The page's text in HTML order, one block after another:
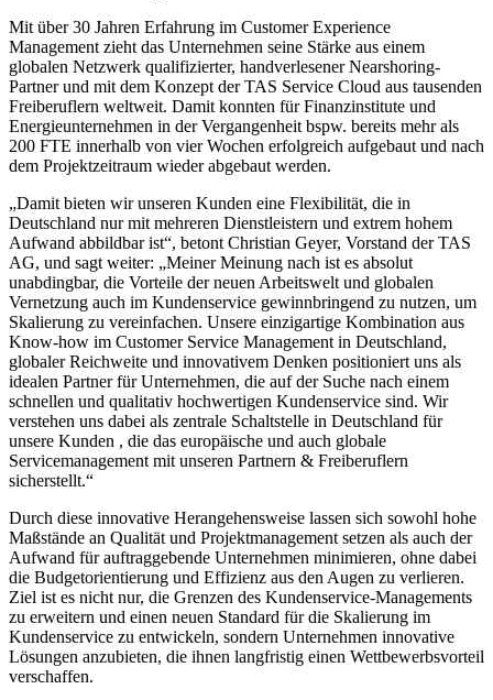
Mit über 30 Jahren Erfahrung im Customer Experience
Management zieht das Unternehmen seine Stärke aus einem
globalen Netzwerk qualifizierter, handverlesener Nearshoring-
Partner und mit dem Konzept der TAS Service Cloud aus tausenden
Freiberuflern weltweit. Damit konnten für Finanzinstitute und
Energieunternehmen in der Vergangenheit bspw. bereits mehr als
200 FTE innerhalb von vier Wochen erfolgreich aufgebaut und nach
dem Projektzeitraum wieder abgebaut werden.
„Damit bieten wir unseren Kunden eine Flexibilität, die in
Deutschland nur mit mehreren Dienstleistern und extrem hohem
Aufwand abbildbar ist“, betont Christian Geyer, Vorstand der TAS
AG, und sagt weiter: „Meiner Meinung nach ist es absolut
unabdingbar, die Vorteile der neuen Arbeitswelt und globalen
Vernetzung auch im Kundenservice gewinnbringend zu nutzen, um
Skalierung zu vereinfachen. Unsere einzigartige Kombination aus
Know-how im Customer Service Management in Deutschland,
globaler Reichweite und innovativem Denken positioniert uns als
idealen Partner für Unternehmen, die auf der Suche nach einem
schnellen und qualitativ hochwertigen Kundenservice sind. Wir
verstehen uns dabei als zentrale Schaltstelle in Deutschland für
unsere Kunden , die das europäische und auch globale
Servicemanagement mit unseren Partnern & Freiberuflern
sicherstellt.“
Durch diese innovative Herangehensweise lassen sich sowohl hohe
Maßstände an Qualität und Projektmanagement setzen als auch der
Aufwand für auftraggebende Unternehmen minimieren, ohne dabei
die Budgetorientierung und Effizienz aus den Augen zu verlieren.
Ziel ist es nicht nur, die Grenzen des Kundenservice-Managements
zu erweitern und einen neuen Standard für die Skalierung im
Kundenservice zu entwickeln, sondern Unternehmen innovative
Lösungen anzubieten, die ihnen langfristig einen Wettbewerbsvorteil
verschaffen.